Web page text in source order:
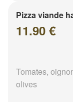
Pizza viande
11.90 €
Tomates,
olives